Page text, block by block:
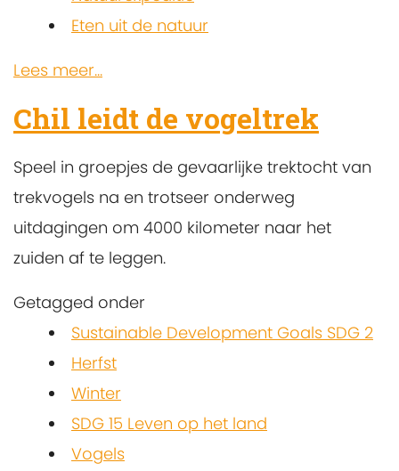
Eten uit de natuur
Lees meer...
Chil leidt de vogeltrek
Speel in groepjes de gevaarlijke trektocht van
trekvogels na en trotseer onderweg
uitdagingen om 4000 kilometer naar het
zuiden af te leggen.
Getagged onder
Sustainable Development Goals SDG 2
Herfst
Winter
SDG 15 Leven op het land
Vogels